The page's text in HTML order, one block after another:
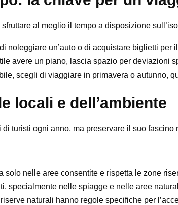
al meglio il tempo a disposizione
noleggiare un’auto o di acquistare biglietti
avere un piano, lascia spazio per deviazioni
scegli di viaggiare in primavera o autunno,
locali e dell’ambiente
turisti ogni anno, ma preservare il suo
solo nelle aree consentite e rispetta le zone
specialmente nelle spiagge e nelle aree
naturali hanno regole specifiche per